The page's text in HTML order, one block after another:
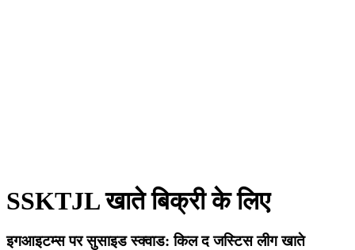
SSKTJL खाते बिक्री के लिए
इगआइटम्स पर सुसाइड स्क्वाड: किल द जस्टिस लीग खाते